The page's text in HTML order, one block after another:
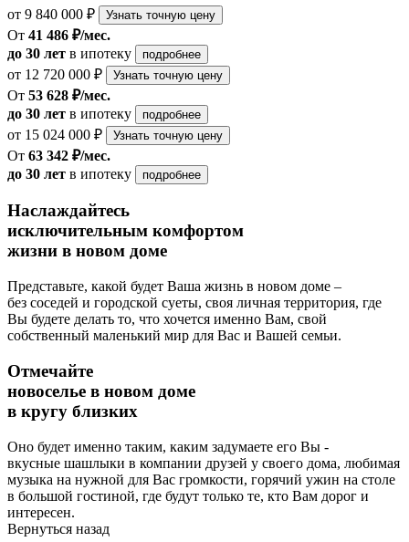
от 9 840 000 ₽ Узнать точную цену
От 41 486 ₽/мес.
до 30 лет в ипотеку подробнее
от 12 720 000 ₽ Узнать точную цену
От 53 628 ₽/мес.
до 30 лет в ипотеку подробнее
от 15 024 000 ₽ Узнать точную цену
От 63 342 ₽/мес.
до 30 лет в ипотеку подробнее
Наслаждайтесь
исключительным комфортом
жизни в новом доме
Представьте, какой будет Ваша жизнь в новом доме –
без соседей и городской суеты, своя личная территория, где
Вы будете делать то, что хочется именно Вам, свой
собственный маленький мир для Вас и Вашей семьи.
Отмечайте
новоселье в новом доме
в кругу близких
Оно будет именно таким, каким задумаете его Вы -
вкусные шашлыки в компании друзей у своего дома, любимая
музыка на нужной для Вас громкости, горячий ужин на столе
в большой гостиной, где будут только те, кто Вам дорог и
интересен.
Вернуться назад